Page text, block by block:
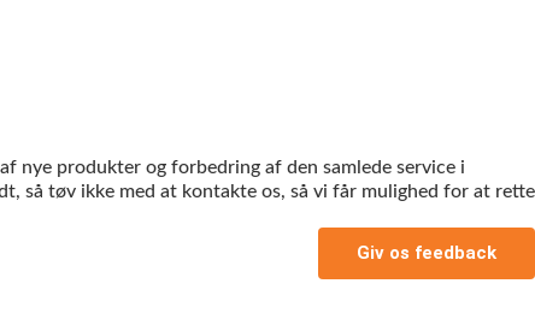
nye produkter og forbedring af den samlede service i
så tøv ikke med at kontakte os, så vi får mulighed for at rette
Giv os feedback